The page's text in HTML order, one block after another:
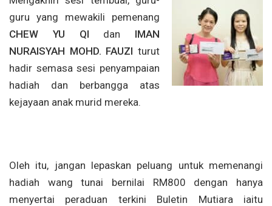
guru yang mewakili pemenang
CHEW YU QI dan IMAN
NURAISYAH MOHD. FAUZI turut
hadir semasa sesi penyampaian
hadiah dan berbangga atas
kejayaan anak murid mereka.
Oleh itu, jangan lepaskan peluang untuk memenangi
hadiah wang tunai bernilai RM800 dengan hanya
menyertai peraduan terkini Buletin Mutiara iaitu